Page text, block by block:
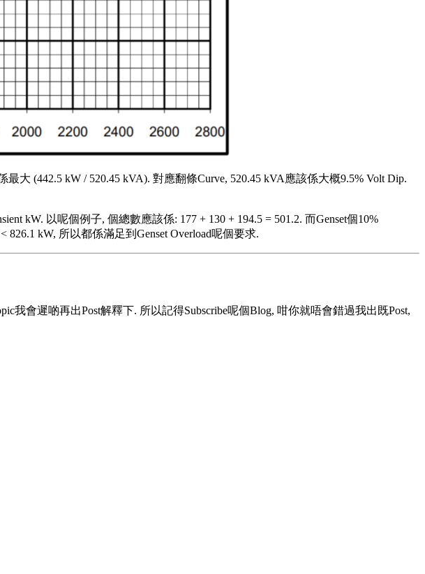
大 (442.5 kW / 520.45 kVA). 對應翻條Curve, 520.45 kVA應該係大概9.5% Volt Dip.
kW. 以呢個例子, 個總數應該係: 177 + 130 + 194.5 = 501.2. 而Genset個10%
826.1 kW, 所以都係滿足到Genset Overload呢個要求.
我會遲啲再出Post解釋下. 所以記得Subscribe呢個Blog, 咁你就唔會錯過我出既Post,